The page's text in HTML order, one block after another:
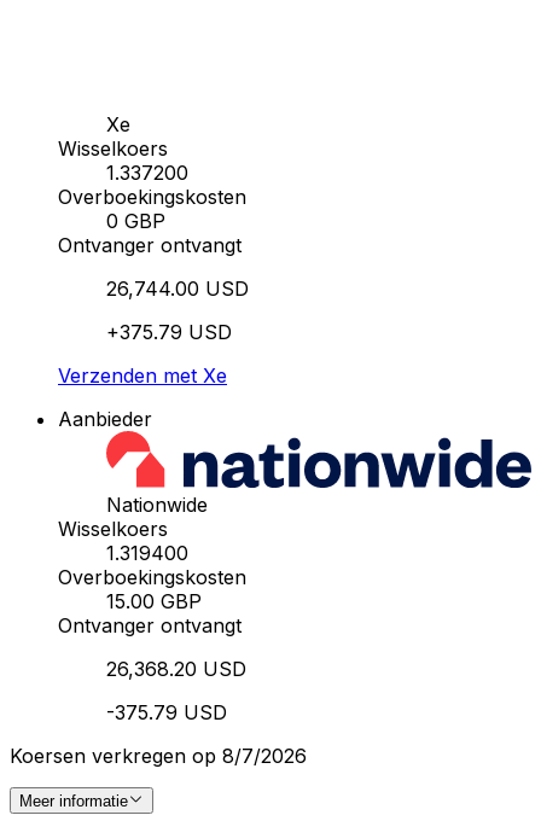
Xe
Wisselkoers
1.337200
Overboekingskosten
0 GBP
Ontvanger ontvangt
26,744.00 USD
+375.79 USD
Verzenden met Xe
Aanbieder
Nationwide
Wisselkoers
1.319400
Overboekingskosten
15.00 GBP
Ontvanger ontvangt
26,368.20 USD
-375.79 USD
Koersen verkregen op 8/7/2026
Meer informatie